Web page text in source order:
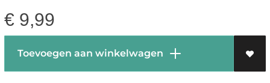
€ 9,99
Toevoegen aan winkelwagen